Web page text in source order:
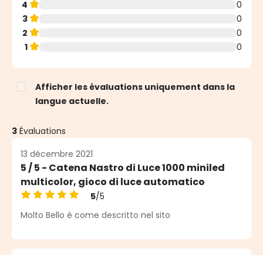
4
0
3
0
2
0
1
0
Afficher les évaluations uniquement dans la
langue actuelle.
3 Évaluations
13 décembre 2021
5 / 5 - Catena Nastro di Luce 1000 miniled
multicolor, gioco di luce automatico
Note moyenne de 5 sur 5 étoiles
5/5
Molto Bello è come descritto nel sito